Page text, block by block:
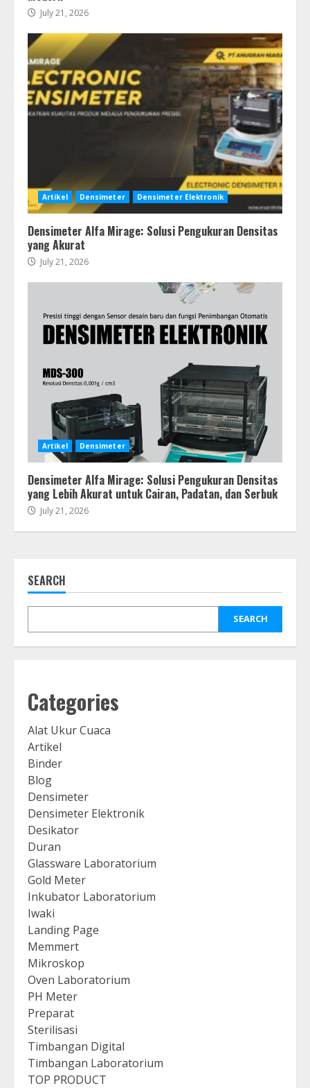
July 21, 2026
Artikel Densimeter Densimeter Elektronik
Densimeter Alfa Mirage: Solusi Pengukuran Densitas
yang Akurat
July 21, 2026
Artikel Densimeter
Densimeter Alfa Mirage: Solusi Pengukuran Densitas
yang Lebih Akurat untuk Cairan, Padatan, dan Serbuk
July 21, 2026
SEARCH
SEARCH
Categories
Alat Ukur Cuaca
Artikel
Binder
Blog
Densimeter
Densimeter Elektronik
Desikator
Duran
Glassware Laboratorium
Gold Meter
Inkubator Laboratorium
Iwaki
Landing Page
Memmert
Mikroskop
Oven Laboratorium
PH Meter
Preparat
Sterilisasi
Timbangan Digital
Timbangan Laboratorium
TOP PRODUCT